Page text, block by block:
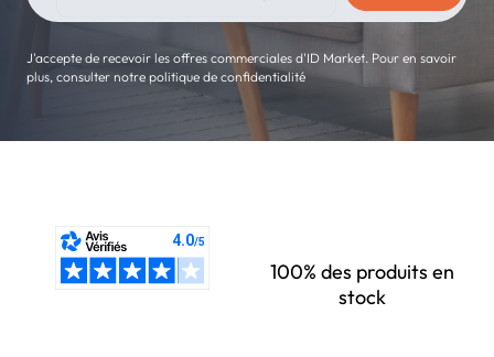
J'accepte de recevoir les offres commerciales d'ID Market. Pour en savoir
plus, consulter notre politique de confidentialité
100% des produits en
stock